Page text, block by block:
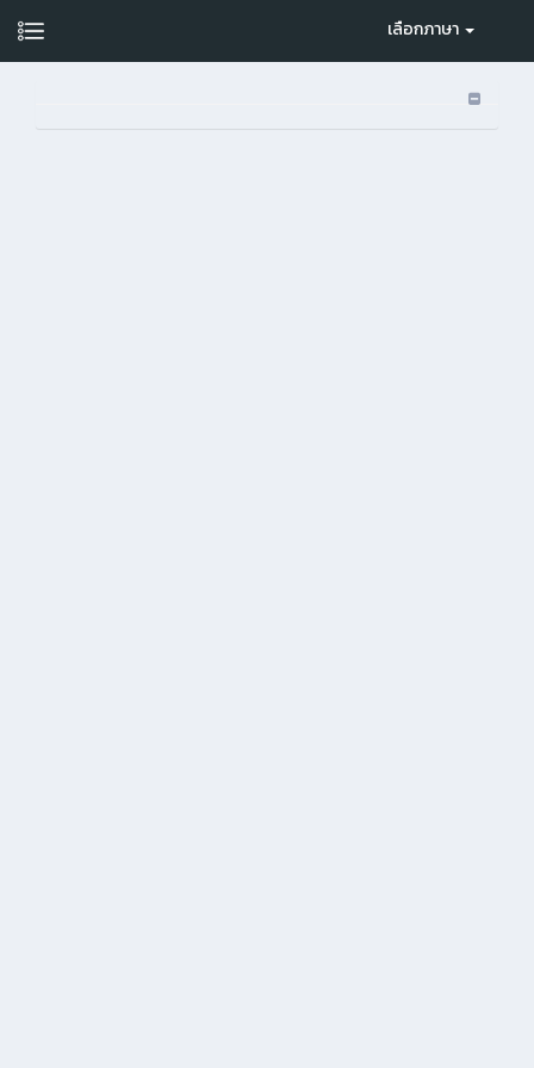
เลือกภาษา